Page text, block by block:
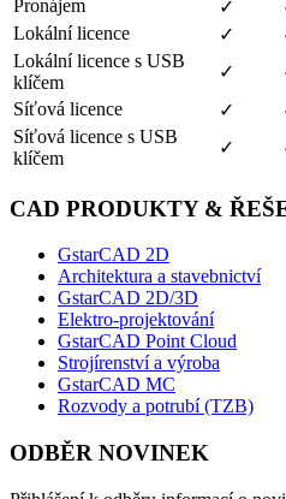
Pronájem
✓
Lokální licence
✓
Lokální licence s USB
klíčem
✓
Síťová licence
✓
Síťová licence s USB
klíčem
✓
CAD PRODUKTY &
GstarCAD 2D
Architektura a stavebnictví
GstarCAD 2D/3D
Elektro-projektování
GstarCAD Point Cloud
Strojírenství a výroba
GstarCAD MC
Rozvody a potrubí (TZB)
ODBĚR NOVINEK